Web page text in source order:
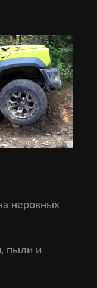
неровных
пыли и